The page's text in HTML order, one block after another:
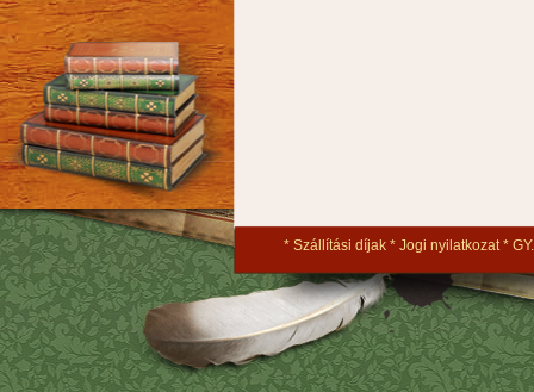
Szállítási díjak Jogi nyilatkozat